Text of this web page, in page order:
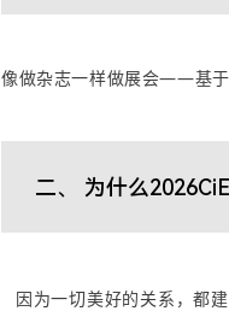
像做杂志一样做展会——基于
二、 为什么
因为一切美好的关系，都